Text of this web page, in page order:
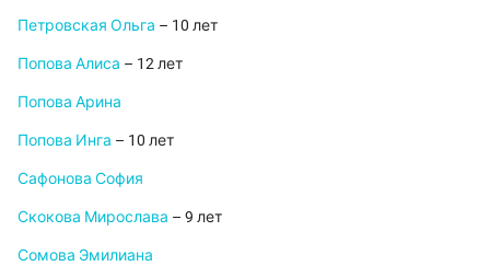
Петровская Ольга – 10 лет
Попова Алиса – 12 лет
Попова Арина
Попова Инга – 10 лет
Сафонова София
Скокова Мирослава – 9 лет
Сомова Эмилиана